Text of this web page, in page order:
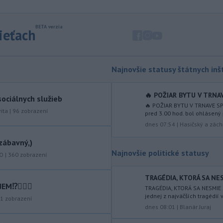
kampaň sa vo Francúzsku zamerala
centristického premiéra Attala. Ako
informovala agentúra AFP, odhalil ju
vládny úrad Viginum a s „vysokou
mierou istoty“ pripísal proruskej
železničnom priecestí v Lozorne
podvečer k zrážke
nákladného vlaku s osobným
motorovým vozidlom.
služieb
| 96 zobrazení
| 360 zobrazení
zobrazení
Najnovšie statusy štátnych
🔥 POŽIAR BYTU V
🔥 POŽIAR BYTU V TRNAVE
pred 3.00 hod. bol
dnes 07:54 | Hasičský a
Najnovšie politické statusy
TRAGÉDIA, KTORÁ SA
TRAGÉDIA, KTORÁ SA
jednej z najväčších tragédií
dnes 08:01 | Blanár Juraj